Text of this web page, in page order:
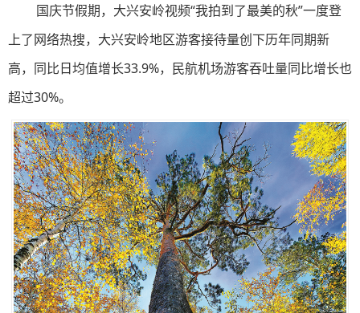
国庆节假期，大兴安岭视频“我拍到了最美的秋”一度登
上了网络热搜，大兴安岭地区游客接待量创下历年同期新
高，同比日均值增长33.9%，民航机场游客吞吐量同比增长也
超过30%。